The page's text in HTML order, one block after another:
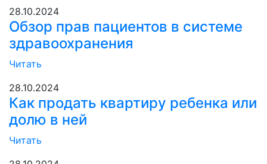
28.10.2024
Обзор прав пациентов в системе
здравоохранения
Читать
28.10.2024
Как продать квартиру ребенка или
долю в ней
Читать